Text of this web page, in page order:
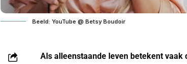
Beeld: YouTube @ Betsy Boudoir
Als alleenstaande leven betekent